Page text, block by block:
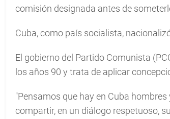
comisión designada antes de
Cuba, como país socialista,
El gobierno del Partido Comunista
los años 90 y trata de aplicar
"Pensamos que hay en Cuba
compartir, en un diálogo respetuoso,